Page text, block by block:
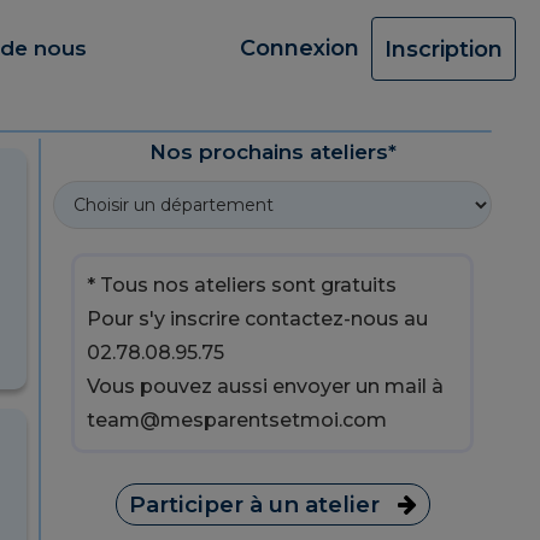
nous Connexion Inscription
Nos prochains ateliers*
* Tous nos ateliers sont gratuits
Pour s'y inscrire contactez-nous au
02.78.08.95.75
Vous pouvez aussi envoyer un mail à
team@mesparentsetmoi.com
Participer à un atelier